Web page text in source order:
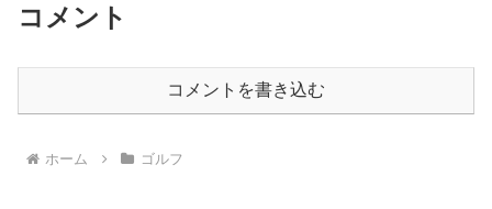
コメント
コメントを書き込む
ホーム ゴルフ